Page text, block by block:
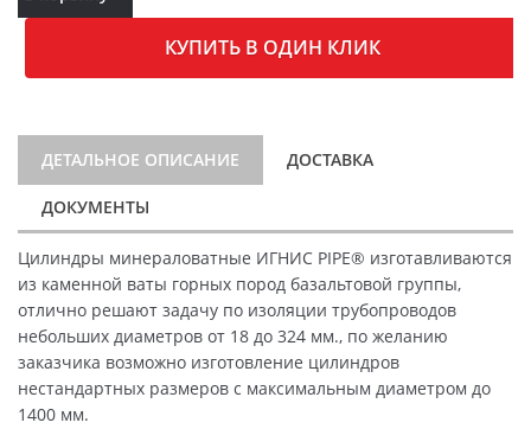
КУПИТЬ В ОДИН КЛИК
ДЕТАЛЬНОЕ ОПИСАНИЕ ДОСТАВКА
ДОКУМЕНТЫ
Цилиндры минераловатные ИГНИС PIPE® изготавливаются
из каменной ваты горных пород базальтовой группы,
отлично решают задачу по изоляции трубопроводов
небольших диаметров от 18 до 324 мм., по желанию
заказчика возможно изготовление цилиндров
нестандартных размеров с максимальным диаметром до
1400 мм.